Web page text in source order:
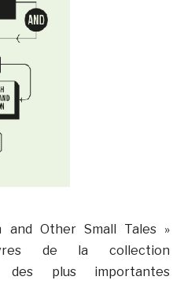
Other Small Tales »
de la collection
des plus importantes